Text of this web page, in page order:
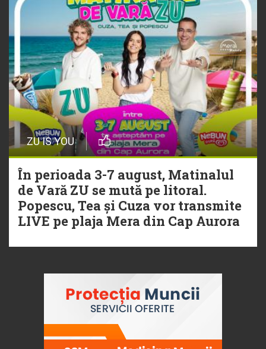
ZU IS YOU
În perioada 3-7 august, Matinalul
de Vară ZU se mută pe litoral.
Popescu, Tea și Cuza vor transmite
LIVE pe plaja Mera din Cap Aurora